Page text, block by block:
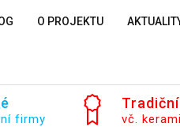
O PROJEKTU
firmy
Tradiční
vč.